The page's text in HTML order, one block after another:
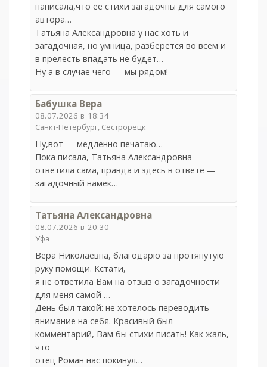
написала,что её стихи загадочны для самого
автора…
Татьяна Александровна у нас хоть и
загадочная, но умница, разберется во всем и
в прелесть впадать не будет…
Ну а в случае чего — мы рядом!
Бабушка Вера
08.07.2026 в 18:34
Санкт-Петербург, Сестрорецк
Ну,вот — медленно печатаю…
Пока писала, Татьяна Александровна
ответила сама, правда и здесь в ответе —
загадочный намек…
Татьяна Александровна
08.07.2026 в 20:30
Уфа
Вера Николаевна, благодарю за протянутую
руку помощи. Кстати,
я не ответила Вам на отзыв о загадочности
для меня самой …
День был такой: не хотелось переводить
внимание на себя. Красивый был
комментарий, Вам бы стихи писать! Как жаль,
что
отец Роман нас покинул…